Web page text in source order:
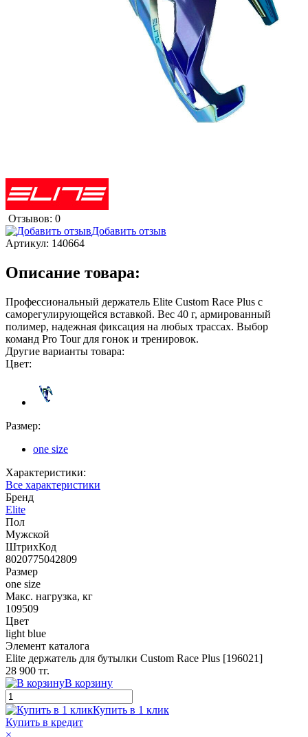
Отзывов: 0
Добавить отзыв
Артикул: 140664
Описание товара:
Профессиональный держатель Elite Custom Race Plus с
саморегулирующейся вставкой. Вес 40 г, армированный
полимер, надежная фиксация на любых трассах. Выбор
команд Pro Tour для гонок и тренировок.
Другие варианты товара:
Цвет:
Размер:
one size
Характеристики:
Все характеристики
Бренд
Elite
Пол
Мужской
ШтрихКод
8020775042809
Размер
one size
Макс. нагрузка, кг
109509
Цвет
light blue
Элемент каталога
Elite держатель для бутылки Custom Race Plus [196021]
28 900 тг.
В корзину
Купить в 1 клик
Купить в кредит
×